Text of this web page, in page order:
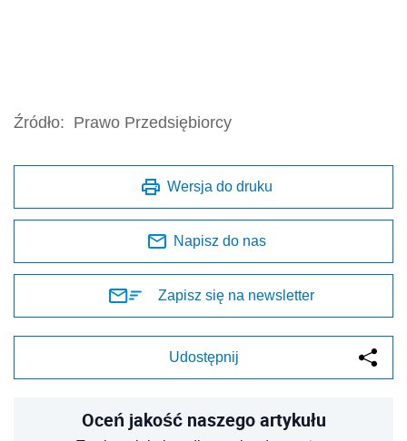
Źródło: Prawo Przedsiębiorcy
Wersja do druku
Napisz do nas
Zapisz się na newsletter
Udostępnij
Oceń jakość naszego artykułu